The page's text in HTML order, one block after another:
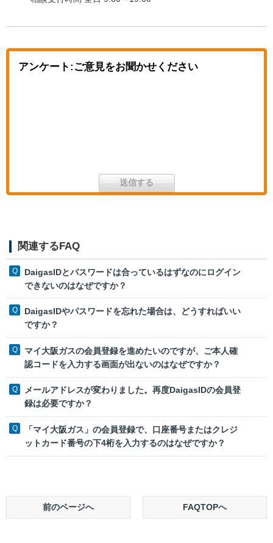
アンケート:ご意見をお聞かせください
関連するFAQ
DaigasIDとパスワードは合っているはずなのにログイン
できないのはなぜですか？
DaigasIDやパスワードを忘れた場合は、どうすればいい
ですか？
マイ大阪ガスの会員登録を進めたいのですが、ご本人確
認コードを入力する画面が出ないのはなぜですか？
メールアドレスが変わりました。再度DaigasIDの会員登
録は必要ですか？
「マイ大阪ガス」の会員登録で、口座番号またはクレジ
ットカード番号の下4桁を入力するのはなぜですか？
前のページへ FAQTOPへ